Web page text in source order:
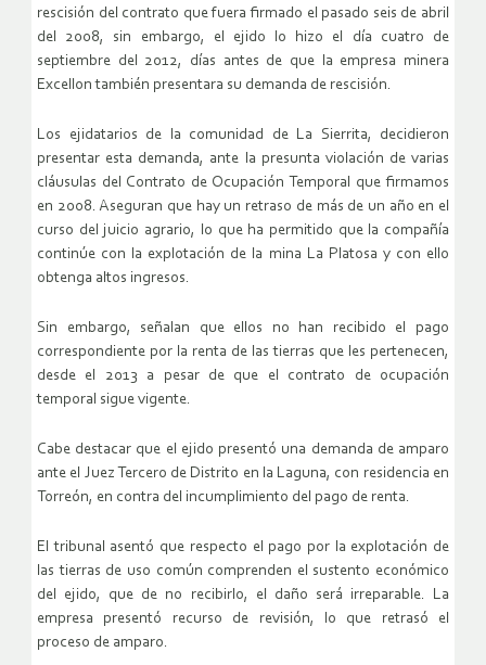
rescisión del contrato que fuera firmado el pasado seis de abril
del 2008, sin embargo, el ejido lo hizo el día cuatro de
septiembre del 2012, días antes de que la empresa minera
Excellon también presentara su demanda de rescisión.
Los ejidatarios de la comunidad de La Sierrita, decidieron
presentar esta demanda, ante la presunta violación de varias
cláusulas del Contrato de Ocupación Temporal que firmamos
en 2008. Aseguran que hay un retraso de más de un año en el
curso del juicio agrario, lo que ha permitido que la compañía
continúe con la explotación de la mina La Platosa y con ello
obtenga altos ingresos.
Sin embargo, señalan que ellos no han recibido el pago
correspondiente por la renta de las tierras que les pertenecen,
desde el 2013 a pesar de que el contrato de ocupación
temporal sigue vigente.
Cabe destacar que el ejido presentó una demanda de amparo
ante el Juez Tercero de Distrito en la Laguna, con residencia en
Torreón, en contra del incumplimiento del pago de renta.
El tribunal asentó que respecto el pago por la explotación de
las tierras de uso común comprenden el sustento económico
del ejido, que de no recibirlo, el daño será irreparable. La
empresa presentó recurso de revisión, lo que retrasó el
proceso de amparo.